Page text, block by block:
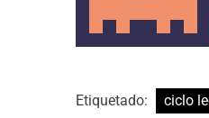
Etiquetado: ciclo